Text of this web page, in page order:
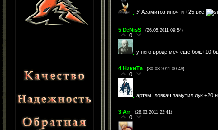
У Асамитов ипочти +25 всё
5 DeNisS (26.05.2011 09:54)
0
у него вроде меч еще бож.+10
4 НикиТа (30.03.2011 00:49)
0
артем, ловкач замутил лук +20
3 Arr (28.03.2011 22:41)
0